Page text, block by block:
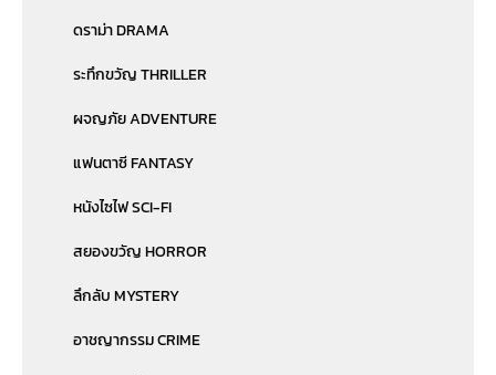
ดราม่า DRAMA
ระทึกขวัญ THRILLER
ผจญภัย ADVENTURE
แฟนตาซี FANTASY
หนังไซไฟ SCI-FI
สยองขวัญ HORROR
ลึกลับ MYSTERY
อาชญากรรม CRIME